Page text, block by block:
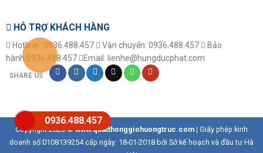
HỖ TRỢ KHÁCH HÀNG
Hotline: 0936.488.457 Vận chuyển: 0936.488.457
Bảo
hành:0936.488.457
Email: lienhe@hungducphat.com
0936.488.457
SHARE US
Copyright 2026 ©www.quatthonggiohuongtruc.com | Giấy phép kinh
doanh số:0108139254 cấp ngày: 18-01-2018 bởi Sở kế hoạch và đầu tư Hà